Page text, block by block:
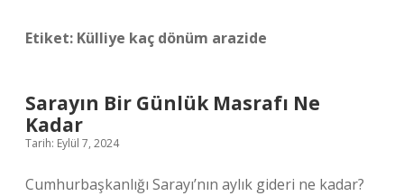
Etiket: Külliye kaç dönüm arazide
Sarayın Bir Günlük Masrafı Ne
Kadar
Tarih: Eylül 7, 2024
Cumhurbaşkanlığı Sarayı’nın aylık gideri ne kadar?